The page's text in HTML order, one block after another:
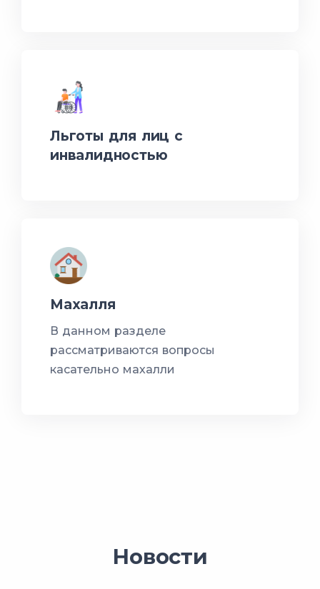
Льготы для лиц с
инвалидностью
Махалля
В данном разделе
рассматриваются вопросы
касательно махалли
Новости